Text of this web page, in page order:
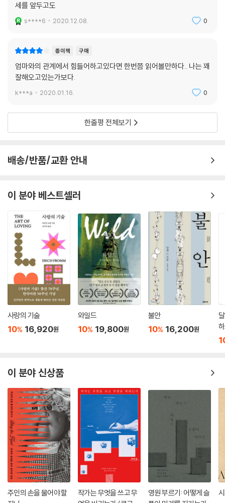
세를 앞두고도
s****6 2020.12.08. 0
종이책 구매
엄마와의 관계에서 힘들어하고있다면 한번쯤 읽어볼만하다.. 나는 꽤
잘해오고있는가보다.
k***a 2020.01.16. 0
한줄평 전체보기
배송/반품/교환 안내
이 분야 베스트셀러
사랑의 기술
10% 16,920원
와일드
10% 19,800원
불안
10% 16,200원
이 분야 신상품
주인의 손을 물어야 할
작가는 무엇을 쓰고 무
영원 부르기: 어떻게 슬